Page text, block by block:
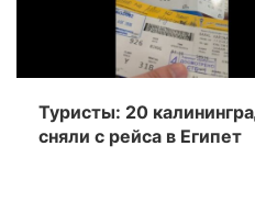
Туристы: 20
сняли с рейса в Египет